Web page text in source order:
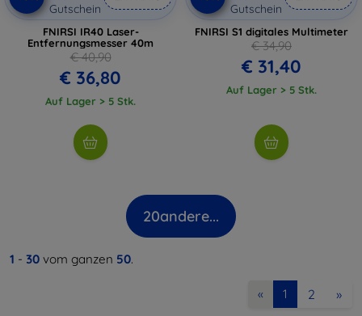
Gutschein
FNIRSI IR40 Laser-
Entfernungsmesser 40m
€ 40,90
€ 36,80
Auf Lager > 5 Stk.
Gutschein
FNIRSI S1 digitales Multimeter
€ 34,90
€ 31,40
Auf Lager > 5 Stk.
20andere...
1 - 30 vom ganzen 50.
« 1 2 »